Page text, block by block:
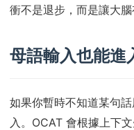
衝不是退步，而是讓大腦
母語輸入也能進
如果你暫時不知道某句
入。OCAT 會根據上下